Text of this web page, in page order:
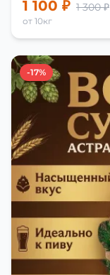
1 100 ₽ 1 300 ₽
от 10кг
-17%